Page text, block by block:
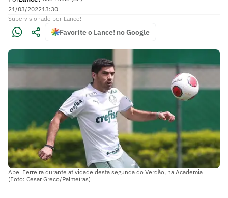
21/03/202213:30
Supervisionado por Lance!
Favorite o Lance! no Google
Abel Ferreira durante atividade desta segunda do Verdão, na Academia
(Foto: Cesar Greco/Palmeiras)